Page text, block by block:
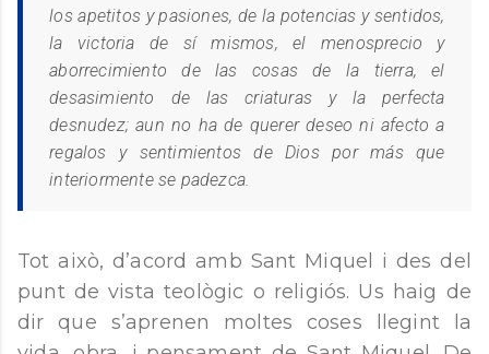
los apetitos y pasiones, de la potencias y sentidos,
la victoria de sí mismos, el menosprecio y
aborrecimiento de las cosas de la tierra, el
desasimiento de las criaturas y la perfecta
desnudez; aun no ha de querer deseo ni afecto a
regalos y sentimientos de Dios por más que
interiormente se padezca.
Tot això, d’acord amb Sant Miquel i des del
punt de vista teològic o religiós. Us haig de
dir que s’aprenen moltes coses llegint la